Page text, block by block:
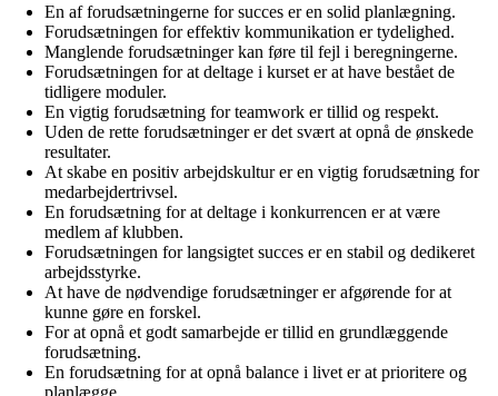
En af forudsætningerne for succes er en solid planlægning.
Forudsætningen for effektiv kommunikation er tydelighed.
Manglende forudsætninger kan føre til fejl i beregningerne.
Forudsætningen for at deltage i kurset er at have bestået de
tidligere moduler.
En vigtig forudsætning for teamwork er tillid og respekt.
Uden de rette forudsætninger er det svært at opnå de ønskede
resultater.
At skabe en positiv arbejdskultur er en vigtig forudsætning for
medarbejdertrivsel.
En forudsætning for at deltage i konkurrencen er at være
medlem af klubben.
Forudsætningen for langsigtet succes er en stabil og dedikeret
arbejdsstyrke.
At have de nødvendige forudsætninger er afgørende for at
kunne gøre en forskel.
For at opnå et godt samarbejde er tillid en grundlæggende
forudsætning.
En forudsætning for at opnå balance i livet er at prioritere og
planlægge.